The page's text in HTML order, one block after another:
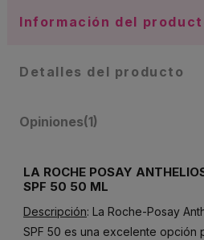
Información del
Detalles del producto
Opiniones(1)
LA ROCHE POSAY
SPF 50 50 ML
Descripción: La Roche-Posay
SPF 50 es una excelente opción